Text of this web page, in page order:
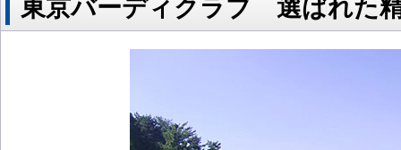
東京バーディクラブ 選ばれた